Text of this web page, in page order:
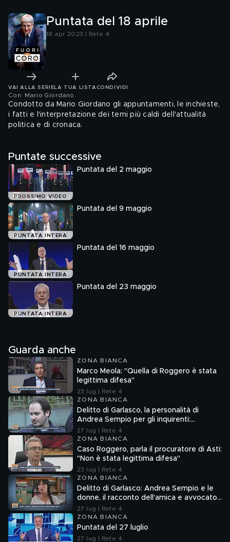
Puntata del 18 aprile
18 apr 2023 | Rete 4
VAI ALLA SERIE LA TUA LISTA CONDIVIDI
Con: Mario Giordano
Condotto da Mario Giordano gli appuntamenti, le inchieste,
i fatti e l'interpretazione dei temi più caldi dell'attualità
politica e di cronaca.
Puntate successive
PROSSIMO VIDEO
Puntata del 2 maggio
PUNTATA INTERA
Puntata del 9 maggio
PUNTATA INTERA
Puntata del 16 maggio
PUNTATA INTERA
Puntata del 23 maggio
Guarda anche
ZONA BIANCA
Marco Meola: "Quella di Roggero è stata
legittima difesa"
23 lug | Rete 4
ZONA BIANCA
Delitto di Garlasco, la personalità di
Andrea Sempio per gli inquirenti:
"Ossessionato e bugiardo"
27 lug | Rete 4
ZONA BIANCA
Caso Roggero, parla il procuratore di Asti:
"Non è stata legittima difesa"
23 lug | Rete 4
ZONA BIANCA
Delitto di Garlasco: Andrea Sempio e le
donne, il racconto dell'amica e avvocato
Angela Taccia
27 lug | Rete 4
ZONA BIANCA
Puntata del 27 luglio
27 lug | Rete 4